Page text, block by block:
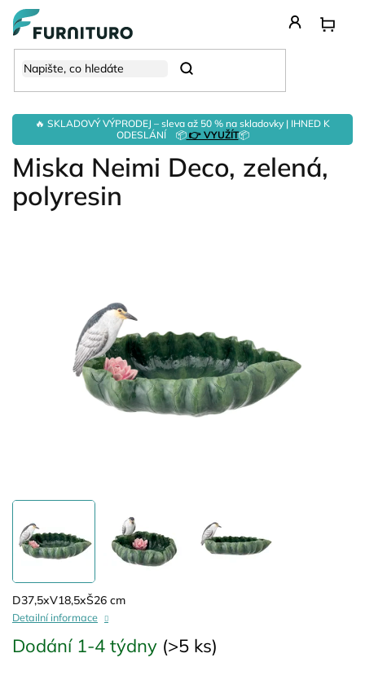
Přejít
obsah
🔥 SKLADOVÝ VÝPRODEJ – sleva až 50 % na skladovky | IHNED K
ODESLÁNÍ 📦👉 VYUŽÍT📦
Hledat
Miska Neimi Deco, zelená,
polyresin
Dodání 1-4 týdny (>5 ks)
D37,5xV18,5xŠ26 cm
Detailní informace